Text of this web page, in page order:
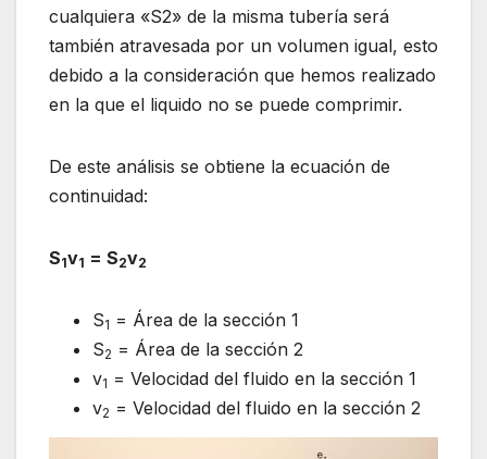
cualquiera «S2» de la misma tubería será
también atravesada por un volumen igual, esto
debido a la consideración que hemos realizado
en la que el liquido no se puede comprimir.
De este análisis se obtiene la ecuación de
continuidad:
S1v1 = S2v2
S1 = Área de la sección 1
S2 = Área de la sección 2
v1 = Velocidad del fluido en la sección 1
v2 = Velocidad del fluido en la sección 2